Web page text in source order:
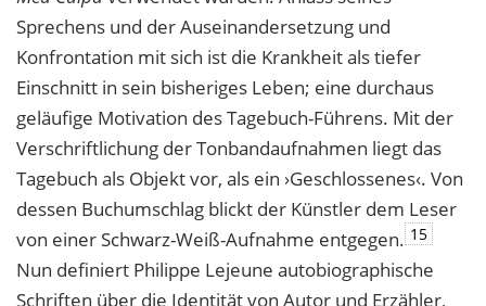
Sprechens und der Auseinandersetzung und
Konfrontation mit sich ist die Krankheit als tiefer
Einschnitt in sein bisheriges Leben; eine durchaus
geläufige Motivation des Tagebuch-Führens. Mit der
Verschriftlichung der Tonbandaufnahmen liegt das
Tagebuch als Objekt vor, als ein ›Geschlossenes‹. Von
dessen Buchumschlag blickt der Künstler dem Leser
von einer Schwarz-Weiß-Aufnahme entgegen. 15
Nun definiert Philippe Lejeune autobiographische
Schriften über die Identität von Autor und Erzähler,